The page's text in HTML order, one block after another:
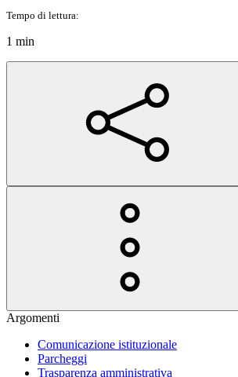
Tempo di lettura:
1 min
Argomenti
Comunicazione istituzionale
Parcheggi
Trasparenza amministrativa